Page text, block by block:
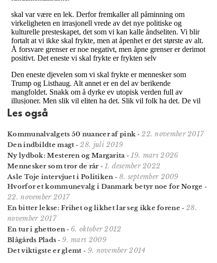
Les også
Kommunalvalgets 50 nuancer af pink -22. november 2017
Den indbildte magt -28. juli 2019
Ny lydbok: Mesteren og Margarita - 19. mars 2026
Mennesker som tror de rår- 1. desember 2022
Asle Toje intervjuet i Politiken- 8. september 2009
Hvorfor et kommunevalg i Danmark betyr noe for Norge -
22. november 2017
En bitter lekse: Frihet og likhet lar seg ikke forene - 28.
november 2017
En tur i ghettoen- 6. oktober 2012
Blågårds Plads -9. mars 2009
Det viktigste er glemt - 9. november 2014